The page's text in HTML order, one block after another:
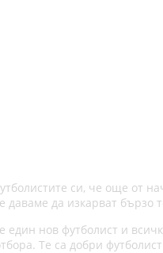
си, че още от
даваме да изкарват бързо
един нов футболист и
Те са добри